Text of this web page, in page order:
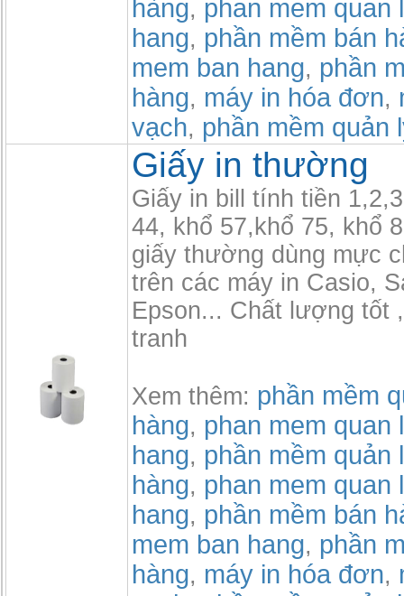
hàng, phan mem quan
hang, phần mềm bán
mem ban hang, phần
hàng, máy in hóa đơn,
vạch, phần mềm quản
Giấy in thường
Giấy in bill tính tiền
44, khổ 57,khổ 75, khổ
giấy thường dùng mực
trên các máy in Casio,
Epson... Chất lượng tốt
tranh
Xem thêm: phần mềm
hàng, phan mem quan
hang, phần mềm quản
hàng, phan mem quan
hang, phần mềm bán
mem ban hang, phần
hàng, máy in hóa đơn,